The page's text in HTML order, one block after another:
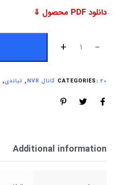
دانلود PDF محصول ⇓
CATEGORIES: 20 کانال NVR , تیاندی,
Additional information